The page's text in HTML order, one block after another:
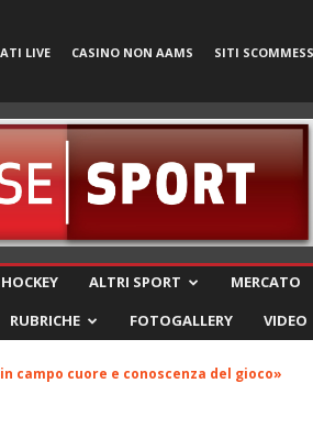
LIVE CASINO NON AAMS SITI
HOCKEY ALTRI SPORT
MERCATO
RUBRICHE FOTOGALLERY VIDEO
campo cuore e conoscenza del gioco»